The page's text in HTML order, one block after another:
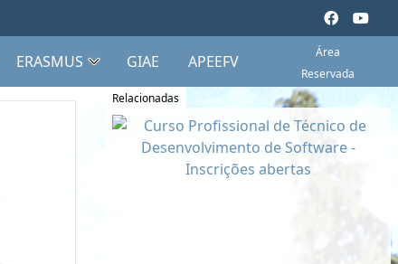
ERASMUS GIAE APEEFV
Área
Reservada
Relacionadas